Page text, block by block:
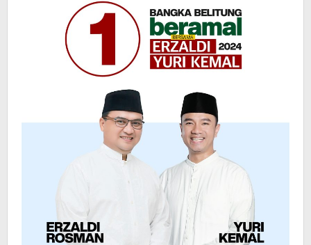
Bersih
di
Bangka
Belitung